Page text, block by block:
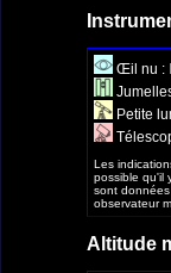
Œil nu :
Petite
Les
possible qu'il
sont
observateur
Altitude